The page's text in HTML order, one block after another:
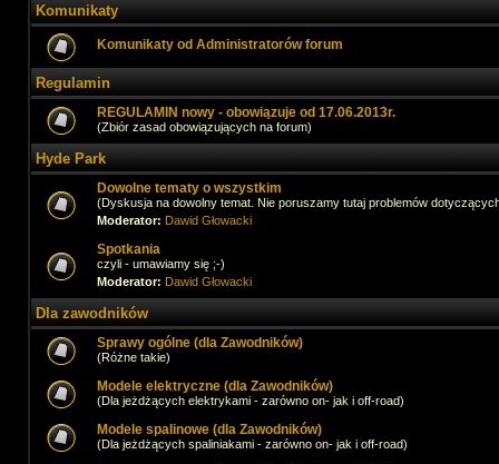
Komunikaty
Komunikaty od Administratorów forum
Regulamin
REGULAMIN nowy - obowiązuje od 17.06.2013r.
(Zbiór zasad obowiązujących na forum)
Hyde Park
Dowolne tematy o wszystkim
(Dyskusja na dowolny temat. Nie poruszamy tutaj problemów
Moderator: Dawid Głowacki
Spotkania
czyli - umawiamy się ;-)
Moderator: Dawid Głowacki
Dla zawodników
Sprawy ogólne (dla Zawodników)
(Różne takie)
Modele elektryczne (dla Zawodników)
(Dla jeżdżących elektrykami - zarówno on- jak i off-road)
Modele spalinowe (dla Zawodników)
(Dla jeżdżących spaliniakami - zarówno on- jak i off-road)